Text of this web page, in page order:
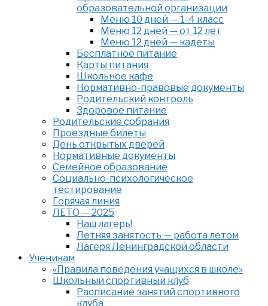
образовательной организации
Меню 10 дней — 1-4 класс
Меню 12 дней — от 12 лет
Меню 12 дней — кадеты
Бесплатное питание
Карты питания
Школьное кафе
Нормативно-правовые документы
Родительский контроль
Здоровое питание
Родительские собрания
Проездные билеты
День открытых дверей
Нормативные документы
Семейное образование
Cоциально-психологическое
тестирование
Горячая линия
ЛЕТО — 2025
Наш лагерь!
Летняя занятость — работа летом
Лагеря Ленинградской области
Ученикам
«Правила поведения учащихся в школе»
Школьный спортивный клуб
Расписание занятий спортивного
клуба